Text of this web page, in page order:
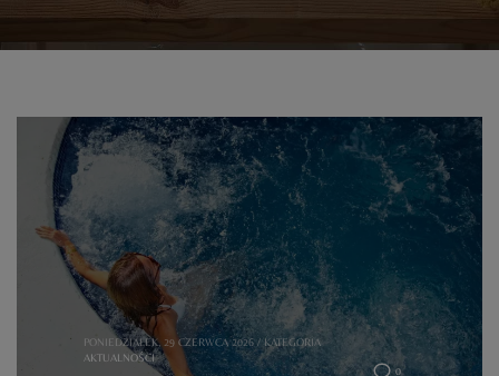
0
PONIEDZIAŁEK, 29 CZERWCA 2026 / KATEGORIA
AKTUALNOŚCI